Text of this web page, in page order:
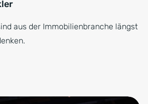
aus der Immobilienbranche längst